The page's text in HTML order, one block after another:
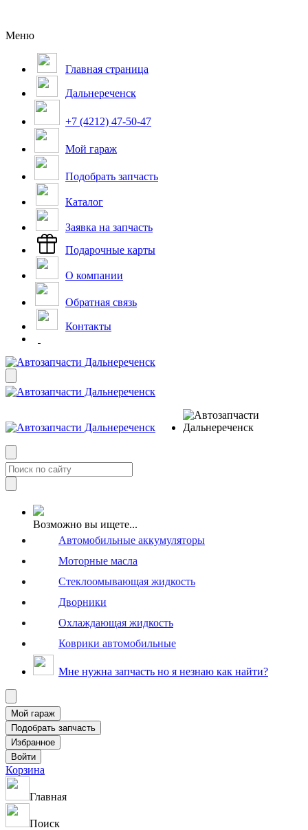
Меню
Главная страница
Дальнереченск
+7 (4212) 47-50-47
Мой гараж
Подобрать запчасть
Каталог
Заявка на запчасть
Подарочные карты
О компании
Обратная связь
Контакты
Возможно вы ищете...
Автомобильные аккумуляторы
Моторные масла
Стеклоомывающая жидкость
Дворники
Охлаждающая жидкость
Коврики автомобильные
Мне нужна запчасть но я незнаю как найти?
Корзина
Главная
Поиск